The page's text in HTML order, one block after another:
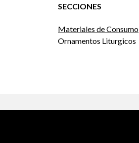
SECCIONES
Materiales de Consumo
Ornamentos Liturgicos